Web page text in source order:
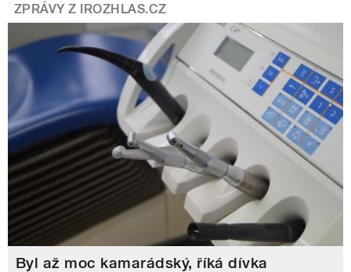
ZPRÁVY Z IROZHLAS.CZ
Byl až moc kamarádský, říká dívka